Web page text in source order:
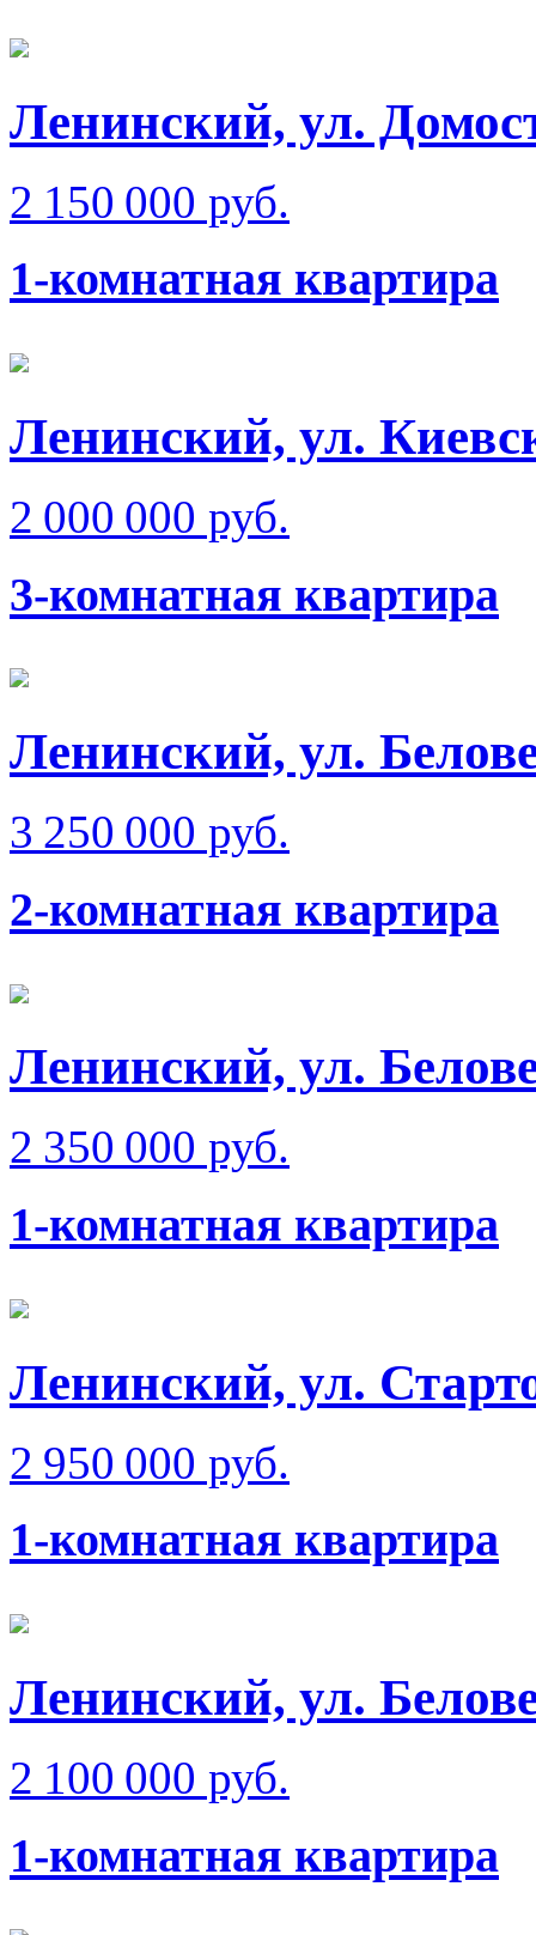
Ленинский, ул.
2 150 000 руб.
1-комнатная квартира
Ленинский, ул.
2 000 000 руб.
3-комнатная квартира
Ленинский, ул.
3 250 000 руб.
2-комнатная квартира
Ленинский, ул.
2 350 000 руб.
1-комнатная квартира
Ленинский, ул.
2 950 000 руб.
1-комнатная квартира
Ленинский, ул.
2 100 000 руб.
1-комнатная квартира